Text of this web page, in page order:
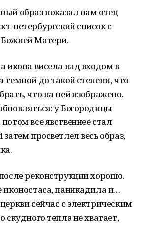
образ показал нам отец
петербургский список с
Матери.
икона висела над входом в
темной до такой степени, что
что на ней изображено.
у Богородицы
все явственнее стал
просветлел весь образ,
реконструкции хорошо.
иконостаса, паникадила и…
сейчас с электрическим
скудного тепла не хватает,